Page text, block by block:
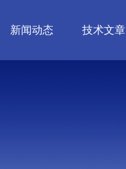
新闻动态 技术文章